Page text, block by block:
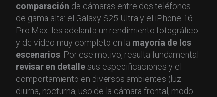
comparación de cámaras entre dos teléfonos
de gama alta: el Galaxy S25 Ultra y el iPhone 16
Pro Max. les adelanto un rendimiento fotográfico
y de video muy completo en la mayoría de los
escenarios. Por ese motivo, resulta fundamental
revisar en detallesus especificaciones y el
comportamiento en diversos ambientes (luz
diurna, nocturna, uso de la cámara frontal, modo